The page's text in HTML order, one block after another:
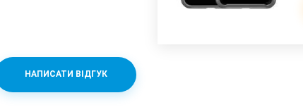
НАПИСАТИ ВІДГУК